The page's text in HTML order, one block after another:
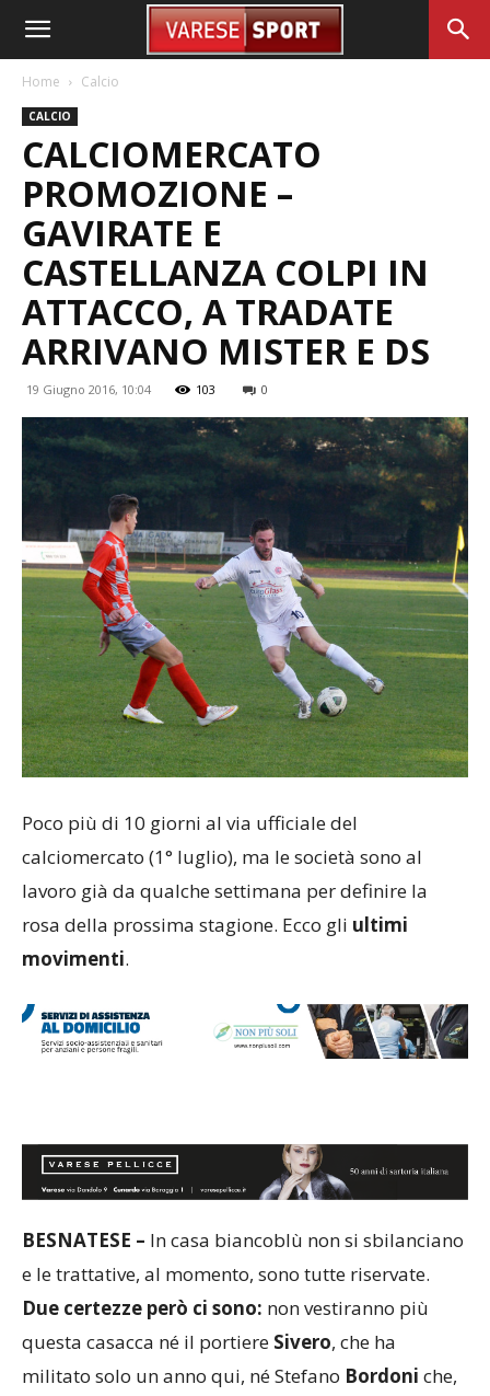
Home Calcio
CALCIO
CALCIOMERCATO
PROMOZIONE –
GAVIRATE E
CASTELLANZA COLPI IN
ATTACCO, A TRADATE
ARRIVANO MISTER E DS
19 Giugno 2016, 10:04 103 0
Poco più di 10 giorni al via ufficiale del
calciomercato (1° luglio), ma le società sono al
lavoro già da qualche settimana per definire la
rosa della prossima stagione. Ecco gli ultimi
movimenti.
BESNATESE –In casa biancoblù non si sbilanciano
e le trattative, al momento, sono tutte riservate.
Due certezze però ci sono:non vestiranno più
questa casacca né il portiereSivero, che ha